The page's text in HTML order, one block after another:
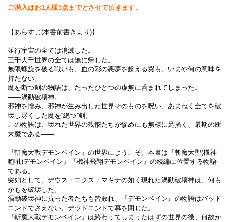
ご購入はお1人様5点までとさせて頂きます。
【あらすじ(本書前書きより)】
並行宇宙の全ては消滅した。
三千大千世界の全ては無に帰した。
無限螺旋を破る戦いも、血の彩の悪夢を超える翼も、いまや何の意味を
持たない。
魔を断つ剣の物語は、たったひとつの虚無に呑まれてしまった。
――渦動破壊神。
邪神を憎み、邪神が生み出した世界そのものを呪い、あまねく全てを破
壊し尽くした魔を“絶つ”剣。
この物語は、壊れた世界の残骸たちが惨めにも無様に足掻く、最期の断
末魔である――
『斬魔大戰デモンベイン』の世界にようこそ。本書は『斬魔大聖(機神
咆吼)デモンベイン』『機神飛翔デモンベイン』の続編に位置する物語
である。
突如として、デウス・エクス・マキナの如く現れた渦動破壊神は、何も
かもを破壊した。
渦動破壊神に抗った者たちも皆敗れ、『デモンベイン』の物語はバッド
エンドでさえない、デッドエンドで幕を閉じた。
『斬魔大戰デモンベイン』は終わってしまったはずの世界の後、何故か